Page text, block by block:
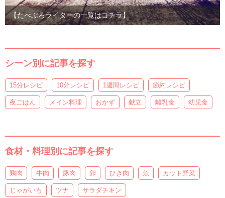
【たべぷろライターの一覧はコチラ】
シーン別に記事を探す
15分レシピ 10分レシピ 1週間レシピ 節約レシピ
夜ごはん メイン料理 おかず 献立 離乳食 幼児食
食材・料理別に記事を探す
鶏肉 牛肉 豚肉 卵 ひき肉 魚 カット野菜
じゃがいも ツナ サラダチキン